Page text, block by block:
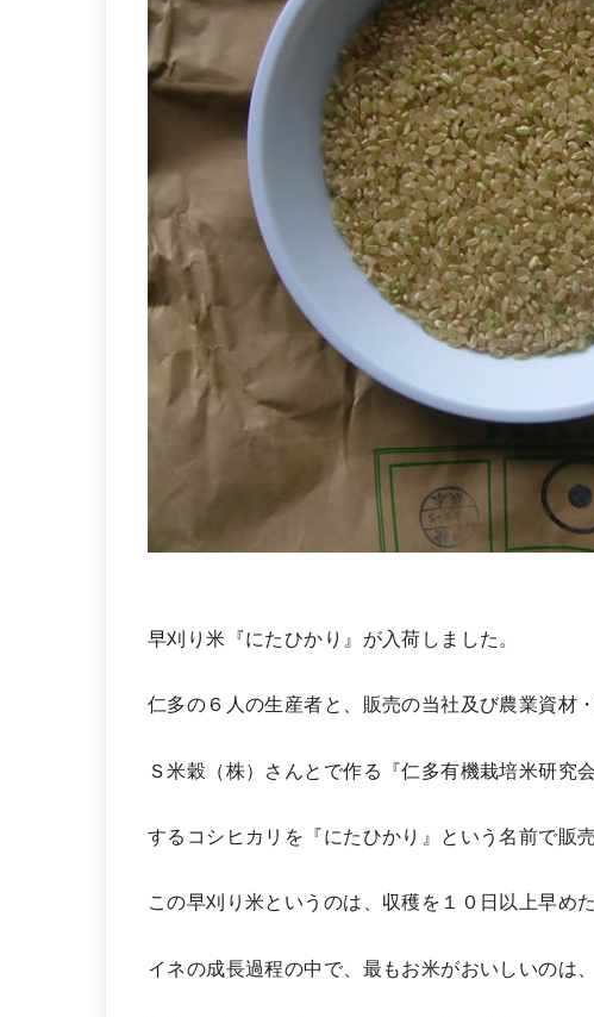
早刈り米『にたひかり』が入荷しました。
仁多の６人の生産者と、販売の当社及び農業資材
Ｓ米穀（株）さんとで作る『仁多有機栽培米研究
するコシヒカリを『にたひかり』という名前で販
この早刈り米というのは、収穫を１０日以上早めた
イネの成長過程の中で、最もお米がおいしいのは、